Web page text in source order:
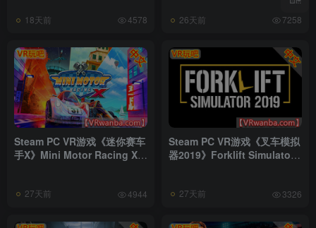
18天前 4578 26天前 7258
Steam PC VR游戏《迷你赛车
手X》Mini Motor Racing X
27天前 4944
Steam PC VR游戏《叉车模拟
器2019》Forklift Simulator
27天前 3326